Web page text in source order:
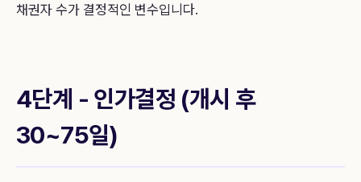
채권자 수가 결정적인 변수입니다.
4단계 - 인가결정 (개시 후
30~75일)